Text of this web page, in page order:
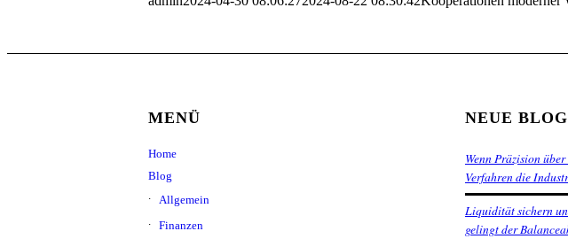
MENÜ
Home
Blog
Allgemein
Finanzen
NEUE
Wenn Präzision
Verfahren die
Liquidität sichern
gelingt der